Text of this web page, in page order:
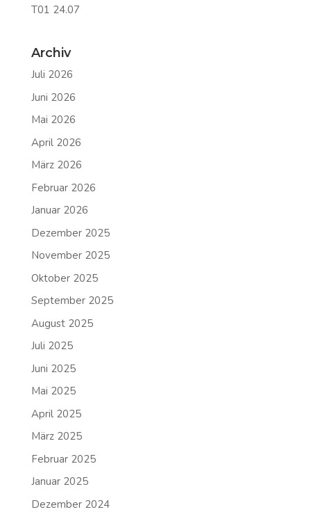
T01 24.07
Archiv
Juli 2026
Juni 2026
Mai 2026
April 2026
März 2026
Februar 2026
Januar 2026
Dezember 2025
November 2025
Oktober 2025
September 2025
August 2025
Juli 2025
Juni 2025
Mai 2025
April 2025
März 2025
Februar 2025
Januar 2025
Dezember 2024